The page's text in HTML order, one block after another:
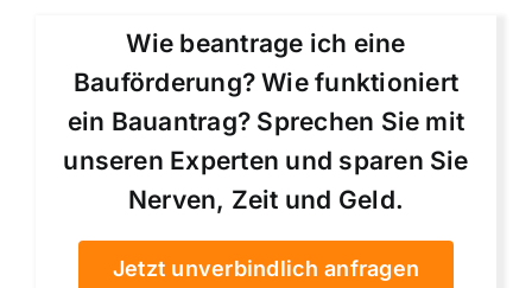
Wie beantrage ich eine
Bauförderung? Wie funktioniert
ein Bauantrag? Sprechen Sie mit
unseren Experten und sparen Sie
Nerven, Zeit und Geld.
Jetzt unverbindlich anfragen